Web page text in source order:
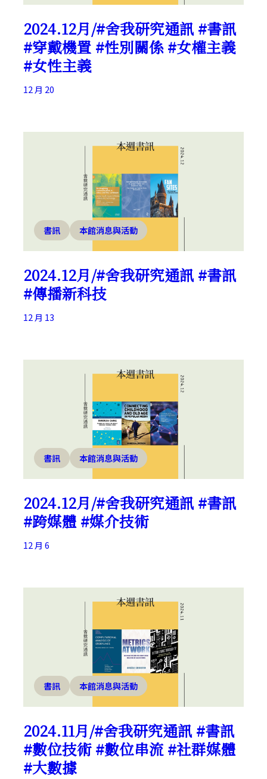
2024.12月/#舍我研究通訊 #書訊
#穿戴機置 #性別關係 #女權主義
#女性主義
12 月 20
書訊 本館消息與活動
2024.12月/#舍我研究通訊 #書訊
#傳播新科技
12 月 13
書訊 本館消息與活動
2024.12月/#舍我研究通訊 #書訊
#跨媒體 #媒介技術
12 月 6
書訊 本館消息與活動
2024.11月/#舍我研究通訊 #書訊
#數位技術 #數位串流 #社群媒體
#大數據